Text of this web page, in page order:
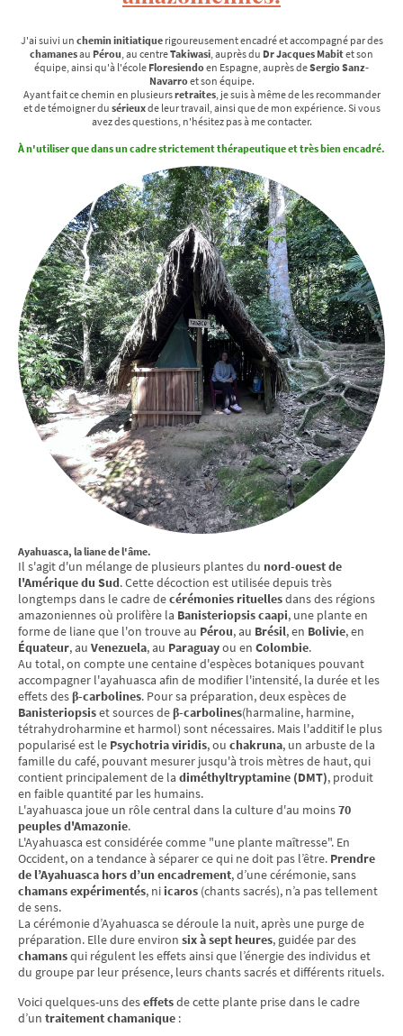
J'ai suivi un chemin initiatiquerigoureusement encadré et accompagné par des
chamanesau Pérou, au centreTakiwasi, auprès du Dr Jacques Mabitet son
équipe, ainsi qu'à l'école Floresiendoen Espagne, auprès deSergio Sanz-
Navarroet son équipe.
Ayant fait ce chemin en plusieursretraites, je suis à même de les recommander
et de témoigner du sérieuxde leur travail, ainsi que de mon expérience. Si vous
avez des questions, n'hésitez pas à me contacter.
À n'utiliser que dans un cadre strictement thérapeutique et très bien encadré.
Ayahuasca, la liane de l'âme.
Il s'agit d'un mélange de plusieurs plantes du nord-ouest de
l'Amérique du Sud. Cette décoction est utilisée depuis très
longtemps dans le cadre decérémonies rituellesdans des régions
amazoniennes où prolifère la Banisteriopsis caapi, une plante en
forme de liane que l'on trouve au Pérou, au Brésil, en Bolivie, en
Équateur, au Venezuela, au Paraguayou en Colombie.
Au total, on compte une centaine d'espèces botaniques pouvant
accompagner l'ayahuasca afin de modifier l'intensité, la durée et les
effets desβ-carbolines. Pour sa préparation, deux espèces de
Banisteriopsiset sources deβ-carbolines(harmaline, harmine,
tétrahydroharmine et harmol) sont nécessaires. Mais l'additif le plus
popularisé est le Psychotria viridis, ou chakruna, un arbuste de la
famille du café, pouvant mesurer jusqu'à trois mètres de haut, qui
contient principalement de la diméthyltryptamine (DMT), produit
en faible quantité par les humains.
L'ayahuasca joue un rôle central dans la culture d'au moins70
peuples d'Amazonie.
L'Ayahuasca est considérée comme "une plante maîtresse". En
Occident, on a tendance à séparer ce qui ne doit pas l’être. Prendre
de l’Ayahuasca hors d’un encadrement, d’une cérémonie, sans
chamans expérimentés, niicaros (chants sacrés), n’a pas tellement
de sens.
La cérémonie d’Ayahuasca se déroule la nuit, après une purge de
préparation. Elle dure environ six à sept heures, guidée par des
chamansqui régulent les effets ainsi que l’énergie des individus et
du groupe par leur présence, leurs chants sacrés et différents rituels.
Voici quelques-uns deseffetsde cette plante prise dans le cadre
d’un traitement chamanique :